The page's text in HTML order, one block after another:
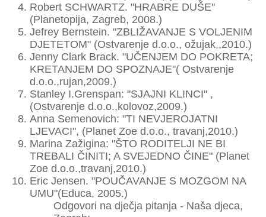
Robert SCHWARTZ. "HRABRE DUŠE"
(Planetopija, Zagreb, 2008.)
Jefrey Bernstein. "ZBLIŽAVANJE S VOLJENIM
DJETETOM" (Ostvarenje d.o.o., ožujak,,2010.)
Jenny Clark Brack. "UČENJEM DO POKRETA;
KRETANJEM DO SPOZNAJE"( Ostvarenje
d.o.o.,rujan,2009.)
Stanley I.Grenspan: "SJAJNI KLINCI" ,
(Ostvarenje d.o.o.,kolovoz,2009.)
Anna Semenovich: "TI NEVJEROJATNI
LJEVACI", (Planet Zoe d.o.o., travanj,2010.)
Marina Zažigina: "ŠTO RODITELJI NE BI
TREBALI ČINITI; A SVEJEDNO ČINE" (Planet
Zoe d.o.o.,travanj,2010.)
Eric Jensen. "POUČAVANJE S MOZGOM NA
UMU"(Educa, 2005.)
Odgovori na dječja pitanja - Naša djeca,